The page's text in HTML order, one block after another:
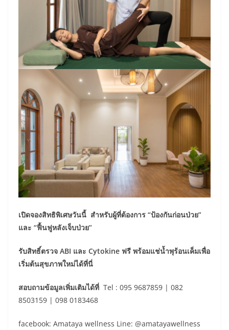
เปิดจองสิทธิพิเศษวันนี้ สำหรับผู้ที่ต้องการ “ป้องกันก่อนป่วย”
และ “ฟื้นฟูหลังเจ็บป่วย”
รับสิทธิ์ตรวจ ABI และ Cytokine ฟรี พร้อมแช่น้ำพุร้อนเค็มเพื่อ
เริ่มต้นสุขภาพใหม่ได้ที่นี่
สอบถามข้อมูลเพิ่มเติมได้ที่ Tel : 095 9687859 | 082
8503159 | 098 0183468
facebook: Amataya wellness Line: @amatayawellness